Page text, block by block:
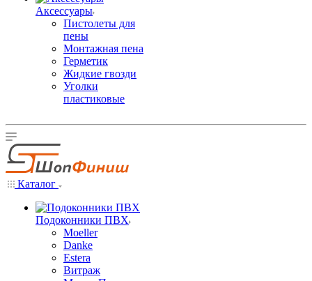
Аксессуары
Пистолеты для
пены
Монтажная пена
Герметик
Жидкие гвозди
Уголки
пластиковые
Каталог
Подоконники ПВХ
Moeller
Danke
Estera
Витраж